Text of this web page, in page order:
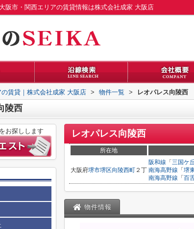
阪市・関西エリアの賃貸情報は株式会社成家 大阪店
賃貸｜株式会社成家 大阪店 > 物件一覧 > レオパレス向陵西
陵西
レオパレス向陵西
所在地
大阪府堺市堺区向陵西町 ２丁
阪和線 「 三国ケ
南海高野線 「 堺
南海高野線 「 百
物件情報
お探しします